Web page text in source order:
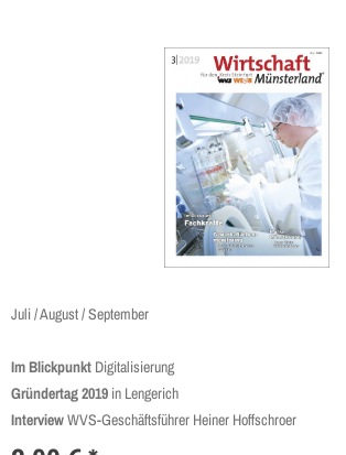
Juli / August / September
Im Blickpunkt Digitalisierung
Gründertag 2019 in Lengerich
InterviewWVS-Geschäftsführer Heiner Hoffschroer